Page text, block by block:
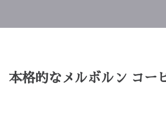
格的なメルボルン コー